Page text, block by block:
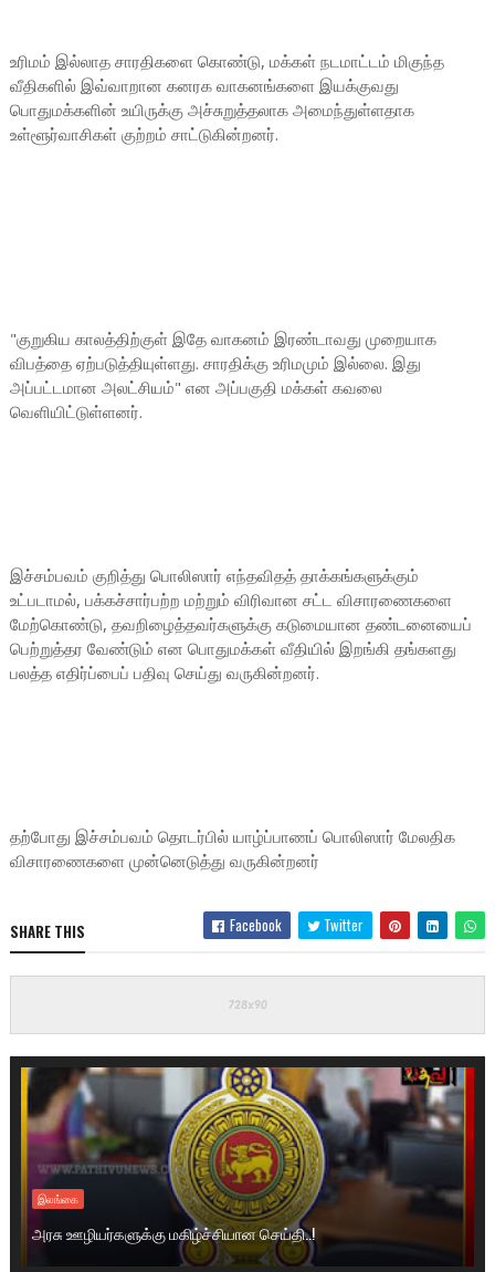
உரிமம் இல்லாத சாரதிகளை கொண்டு, மக்கள் நடமாட்டம் மிகுந்த
வீதிகளில் இவ்வாறான கனரக வாகனங்களை இயக்குவது
பொதுமக்களின் உயிருக்கு அச்சுறுத்தலாக அமைந்துள்ளதாக
உள்ளூர்வாசிகள் குற்றம் சாட்டுகின்றனர்.
"குறுகிய காலத்திற்குள் இதே வாகனம் இரண்டாவது முறையாக
விபத்தை ஏற்படுத்தியுள்ளது. சாரதிக்கு உரிமமும் இல்லை. இது
அப்பட்டமான அலட்சியம்" என அப்பகுதி மக்கள் கவலை
வெளியிட்டுள்ளனர்.
இச்சம்பவம் குறித்து பொலிஸார் எந்தவிதத் தாக்கங்களுக்கும்
உட்படாமல், பக்கச்சார்பற்ற மற்றும் விரிவான சட்ட விசாரணைகளை
மேற்கொண்டு, தவறிழைத்தவர்களுக்கு கடுமையான தண்டனையைப்
பெற்றுத்தர வேண்டும் என பொதுமக்கள் வீதியில் இறங்கி தங்களது
பலத்த எதிர்ப்பைப் பதிவு செய்து வருகின்றனர்.
தற்போது இச்சம்பவம் தொடர்பில் யாழ்ப்பாணப் பொலிஸார் மேலதிக
விசாரணைகளை முன்னெடுத்து வருகின்றனர்
SHARE THIS Facebook Twitter
இலங்கை
அரசு ஊழியர்களுக்கு மகிழ்ச்சியான செய்தி..!